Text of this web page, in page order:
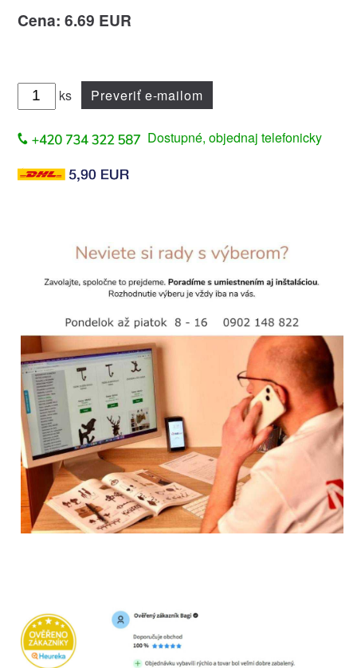
Cena: 6.69 EUR
ks Preveriť e-mailom
Dostupné, objednaj telefonicky